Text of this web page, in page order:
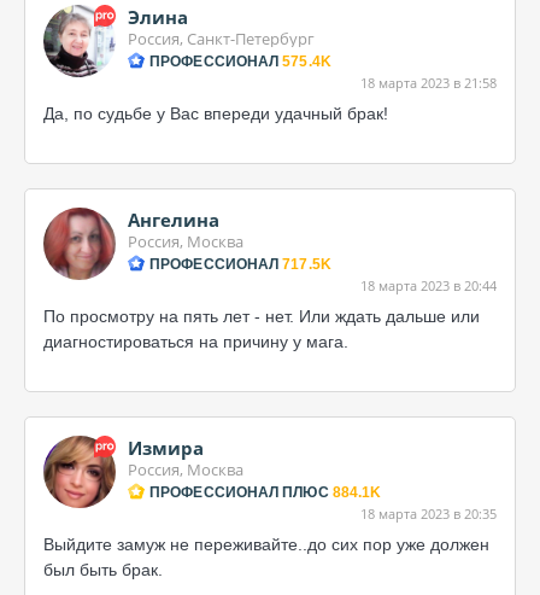
Элина
Россия, Санкт-Петербург
ПРОФЕССИОНАЛ 575.4K
18 марта 2023 в 21:58
Да, по судьбе у Вас впереди удачный брак!
Ангелина
Россия, Москва
ПРОФЕССИОНАЛ 717.5K
18 марта 2023 в 20:44
По просмотру на пять лет - нет. Или ждать дальше или
диагностироваться на причину у мага.
Измира
Россия, Москва
ПРОФЕССИОНАЛ ПЛЮС 884.1K
18 марта 2023 в 20:35
Выйдите замуж не переживайте..до сих пор уже должен
был быть брак.